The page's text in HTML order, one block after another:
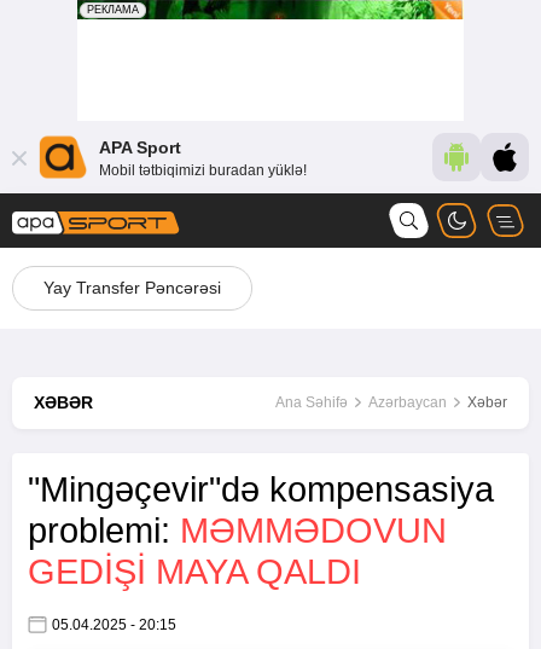
APA Sport
Mobil tətbiqimizi buradan yüklə!
Yay Transfer Pəncərəsi
XƏBƏR Ana Səhifə Azərbaycan Xəbər
"Mingəçevir"də kompensasiya
problemi: MƏMMƏDOVUN
GEDIŞI MAYA QALDI
05.04.2025 - 20:15